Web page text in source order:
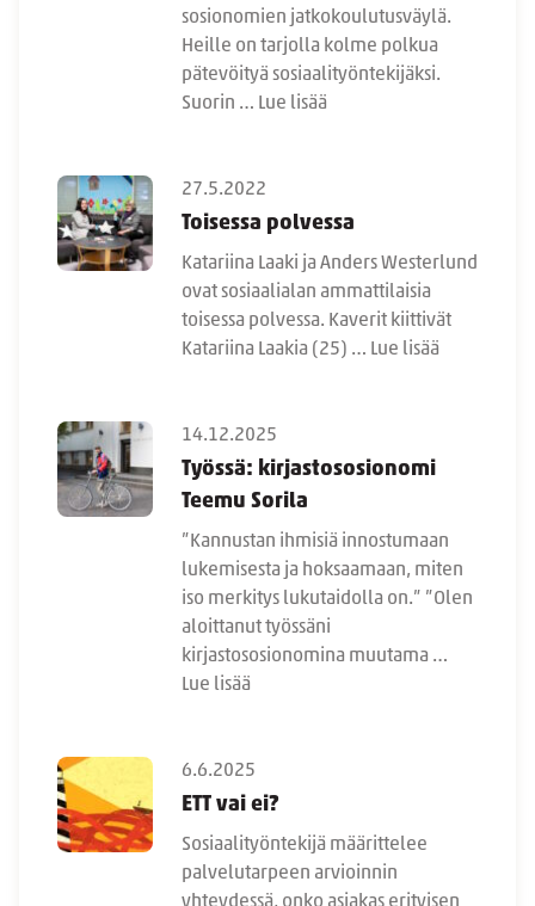
sosionomien jatkokoulutusväylä.
Heille on tarjolla kolme polkua
pätevöityä sosiaalityöntekijäksi.
Suorin … Lue lisää
27.5.2022
Toisessa polvessa
Katariina Laaki ja Anders Westerlund
ovat sosiaalialan ammattilaisia
toisessa polvessa. Kaverit kiittivät
Katariina Laakia (25) … Lue lisää
14.12.2025
Työssä: kirjastososionomi
Teemu Sorila
”Kannustan ihmisiä innostumaan
lukemisesta ja hoksaamaan, miten
iso merkitys lukutaidolla on.” ”Olen
aloittanut työssäni
kirjastososionomina muutama …
Lue lisää
6.6.2025
ETT vai ei?
Sosiaalityöntekijä määrittelee
palvelutarpeen arvioinnin